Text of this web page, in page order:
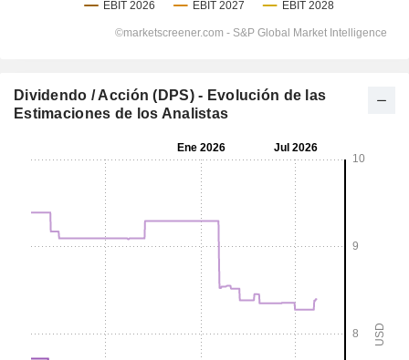
Dividendo / Acción (DPS) - Evolución de las
Estimaciones de los Analistas